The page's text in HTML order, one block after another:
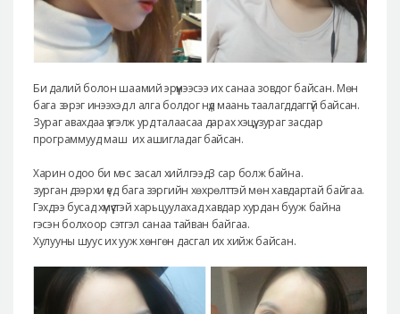
Би далий болон шаамий эрүүнээсээ их санаа зовдог байсан. Мөн
бага зэрэг инээхэд л алга болдог нүд маань таалагддаггүй байсан.
Зураг авахдаа үзгэлж урд талаасаа дарах хэцүү, зураг засдар
программууд маш их ашигладаг байсан.
Харин одоо би мэс засал хийлгээд3 сар болж байна.
зурган дээрхи үед бага зэргийн хөхрөлттэй мөн хавдартай байгаа.
Гэхдээ бусад хүмүүстэй харьцуулахад хавдар хурдан бууж байна
гэсэн болхоор сэтгэл санаа тайван байгаа.
Хулууны шуус их ууж хөнгөн дасгал их хийж байсан.